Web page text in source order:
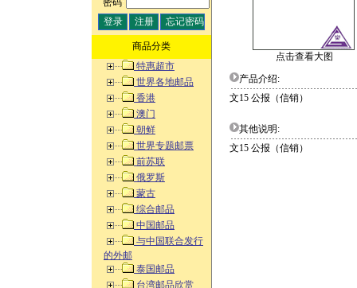
密码:
商品分类
特惠超市
世界各地邮品
香港
澳门
朝鲜
世界专题邮票
前苏联
俄罗斯
蒙古
综合邮品
中国邮品
与中国联合发行
的外邮
泰国邮品
台湾邮品欣赏
点击查看大图
产品介绍:
文15 公报（信销）
其他说明:
文15 公报（信销）